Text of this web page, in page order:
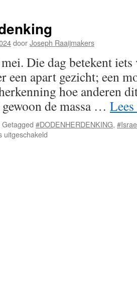
doorJoseph Raaijmakers
Die dag betekent
een apart gezicht; een
hoe anderen
de massa …
Getagged #DODENHERDENKING,
uitgeschakeld